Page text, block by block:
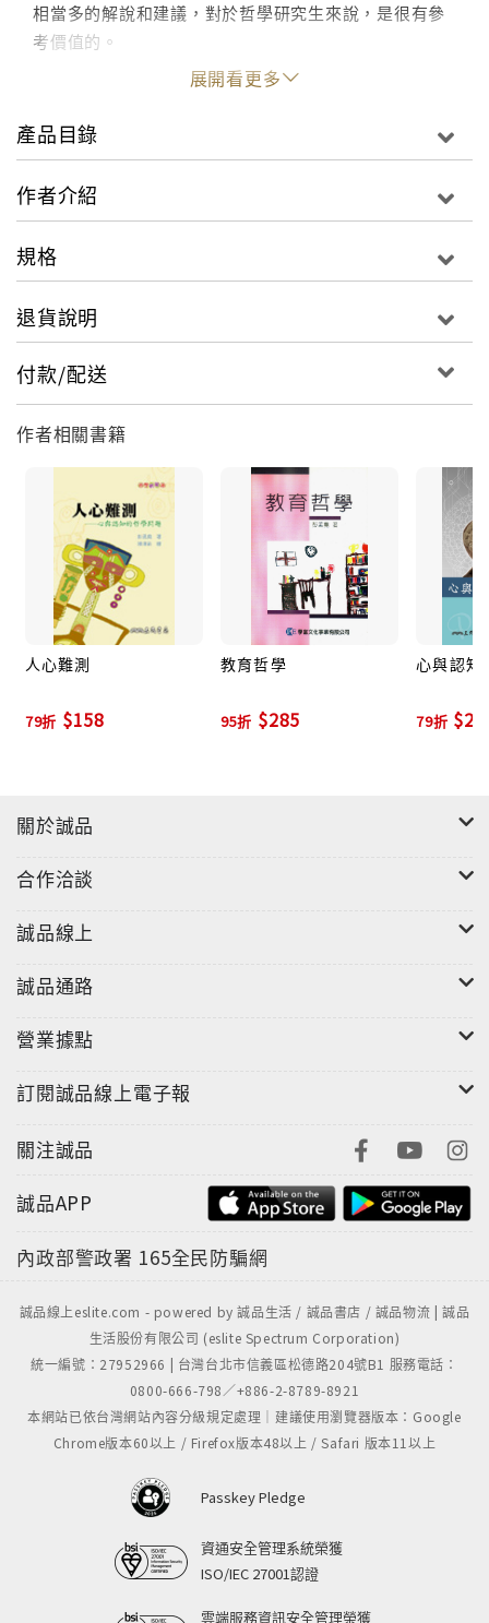
相當多的解說和建議，對於哲學研究生來說，是很有參
考價值的。
展開看更多
產品目錄
作者介紹
規格
退貨說明
付款/配送
作者相關書籍
人心難測
79折 $158
教育哲學
95折 $285
心與認知
79折
關於誠品
合作洽談
誠品線上
誠品通路
營業據點
訂閱誠品線上電子報
關注誠品
誠品APP
內政部警政署 165全民防騙網
誠品線上eslite.com - powered by 誠品生活 / 誠品書店 / 誠品物流 | 誠品
生活股份有限公司 (eslite Spectrum Corporation)
統一編號：27952966 | 台灣台北市信義區松德路204號B1 服務電話：
0800-666-798／+886-2-8789-8921
本網站已依台灣網站內容分級規定處理｜建議使用瀏覽器版本：Google
Chrome版本60以上 / Firefox版本48以上 / Safari 版本11以上
Passkey Pledge
資通安全管理系統榮獲
ISO/IEC 27001認證
雲端服務資訊安全管理榮獲